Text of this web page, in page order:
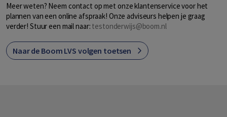
Meer weten? Neem contact op met onze klantenservice voor het
plannen van een online afspraak! Onze adviseurs helpen je graag
verder! Stuur een mail naar: testonderwijs@boom.nl
Naar de Boom LVS volgen toetsen